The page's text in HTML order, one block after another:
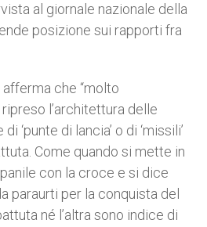
al giornale nazionale della
posizione sui rapporti fra
che “molto
l’architettura delle
‘punte di lancia’ o di ‘missili’
Come quando si mette in
con la croce e si dice
paraurti per la conquista del
né l’altra sono indice di